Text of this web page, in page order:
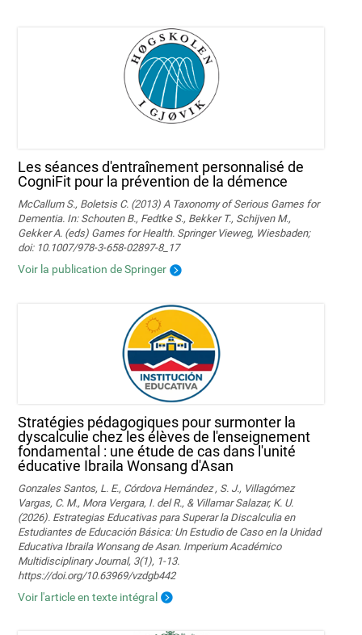
Les séances d'entraînement personnalisé de
CogniFit pour la prévention de la démence
McCallum S., Boletsis C. (2013) A Taxonomy of Serious Games for
Dementia. In: Schouten B., Fedtke S., Bekker T., Schijven M.,
Gekker A. (eds) Games for Health. Springer Vieweg, Wiesbaden;
doi: 10.1007/978-3-658-02897-8_17
Voir la publication de Springer
Stratégies pédagogiques pour surmonter la
dyscalculie chez les élèves de l'enseignement
fondamental : une étude de cas dans l'unité
éducative Ibraila Wonsang d'Asan
Gonzales Santos, L. E., Córdova Hernández , S. J., Villagómez
Vargas, C. M., Mora Vergara, I. del R., & Villamar Salazar, K. U.
(2026). Estrategias Educativas para Superar la Discalculia en
Estudiantes de Educación Básica: Un Estudio de Caso en la Unidad
Educativa Ibraila Wonsang de Asan. Imperium Académico
Multidisciplinary Journal, 3(1), 1-13.
https://doi.org/10.63969/vzdgb442
Voir l'article en texte intégral